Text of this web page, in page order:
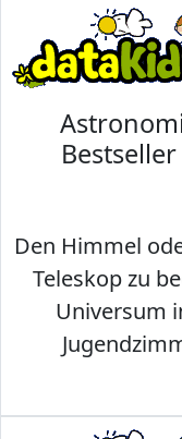
Den Himmel
Teleskop zu
Universum